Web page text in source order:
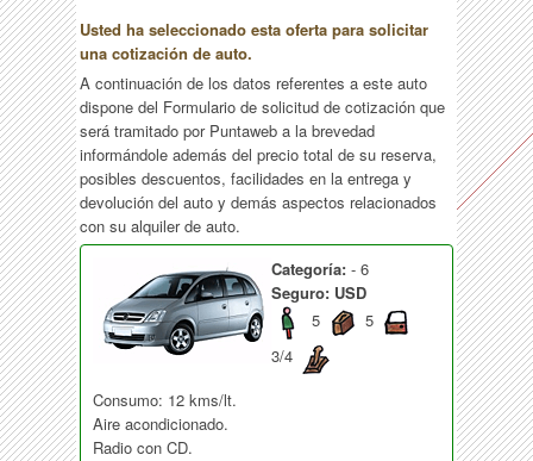
Usted ha seleccionado esta oferta para solicitar
una cotización de auto.
A continuación de los datos referentes a este auto
dispone del Formulario de solicitud de cotización que
será tramitado por Puntaweb a la brevedad
informándole además del precio total de su reserva,
posibles descuentos, facilidades en la entrega y
devolución del auto y demás aspectos relacionados
con su alquiler de auto.
Categoría: - 6
Seguro: USD
5
5
3/4
Consumo: 12 kms/lt.
Aire acondicionado.
Radio con CD.